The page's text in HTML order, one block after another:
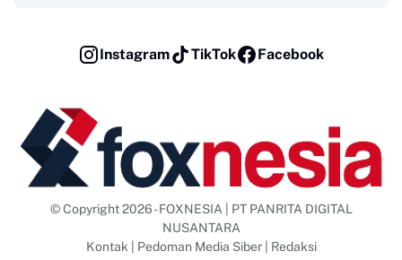
Instagram TikTok Facebook
© Copyright 2026 - FOXNESIA | PT PANRITA DIGITAL
NUSANTARA
Kontak
Pedoman Media Siber| Redaksi